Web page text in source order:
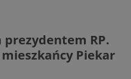
RP.
Piekar